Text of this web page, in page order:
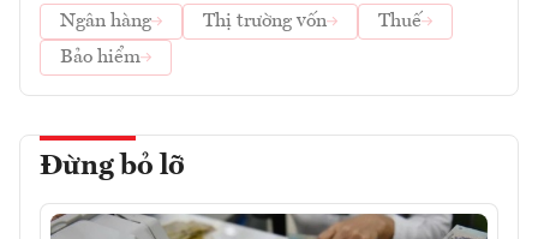
Ngân hàng
Thị trường vốn
Thuế
Bảo hiểm
Đừng bỏ lỡ